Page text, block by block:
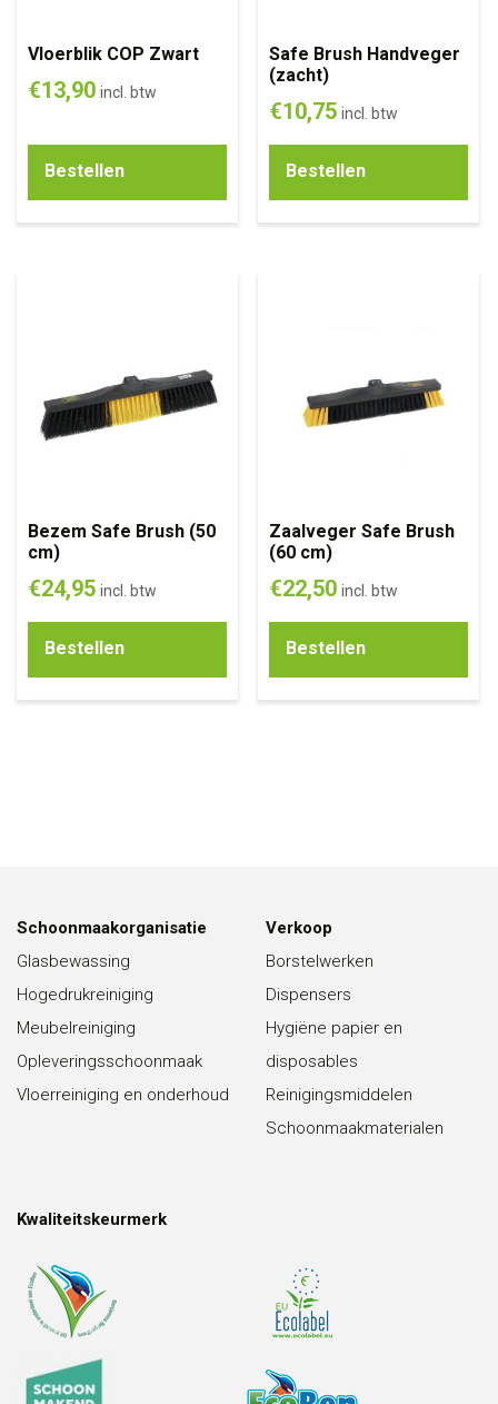
Vloerblik COP Zwart
€13,90 incl. btw
Bestellen
Safe Brush Handveger
(zacht)
€10,75 incl. btw
Bestellen
Bezem Safe Brush (50
cm)
€24,95 incl. btw
Bestellen
Zaalveger Safe Brush
(60 cm)
€22,50 incl. btw
Bestellen
Schoonmaakorganisatie
Glasbewassing
Hogedrukreiniging
Meubelreiniging
Opleveringsschoonmaak
Vloerreiniging en onderhoud
Verkoop
Borstelwerken
Dispensers
Hygiëne papier en
disposables
Reinigingsmiddelen
Schoonmaakmaterialen
Kwaliteitskeurmerk